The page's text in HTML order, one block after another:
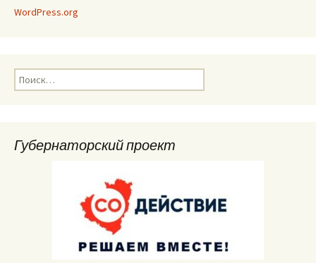
WordPress.org
Найти:
Губернаторский проект